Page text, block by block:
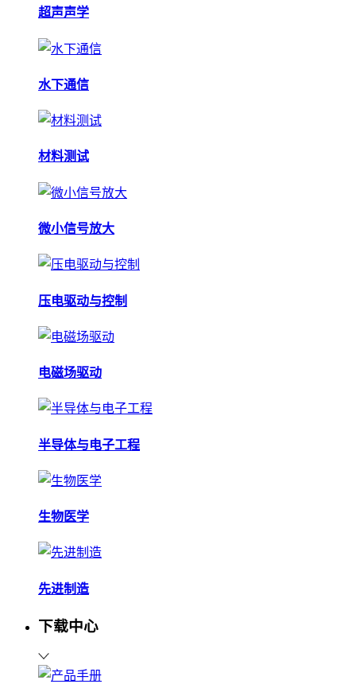
超声声学
水下通信
材料测试
微小信号放大
压电驱动与控制
电磁场驱动
半导体与电子工程
生物医学
先进制造
下载中心